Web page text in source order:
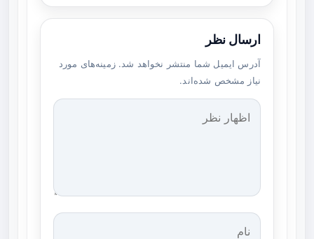
ارسال نظر
آدرس ایمیل شما منتشر نخواهد شد. زمینه‌های مورد
نیاز مشخص شده‌اند.